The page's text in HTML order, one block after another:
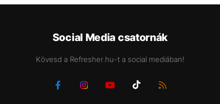
Social Media csatornák
Kövesd a Refresher.hu-t a social mediában!